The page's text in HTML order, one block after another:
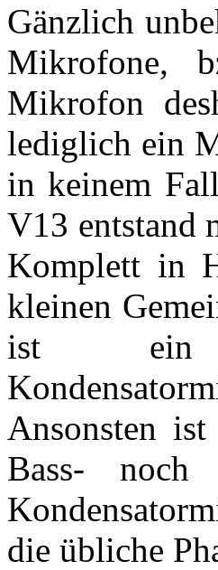
Gänzlich
Mikrofone,
Mikrofon
lediglich ein
in keinem
V13 entstand
Komplett in
kleinen
ist ein
Ansonsten
Bass- noch
die übliche